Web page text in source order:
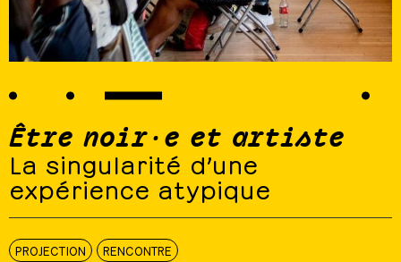
Être noir·e et artiste
La singularité d’une
expérience atypique
PROJECTION RENCONTRE